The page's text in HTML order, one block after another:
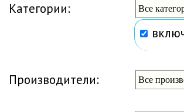
Категории:
Производители: